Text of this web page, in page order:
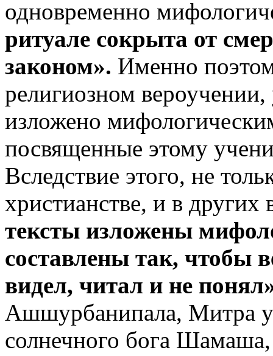
одновременно
ритуале сокрыта от
законом». Именно
религиозном
изложено
посвященные этому
Вследствие этого, не
христианстве, и в других
тексты изложены
составлены так, чтобы
видел, читал и не
Ашшурбанипала, Митра
солнечного бога Шамаша,